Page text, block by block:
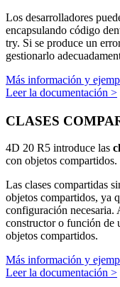
Los desarrolladores
encapsulando código
try. Si se produce un
gestionarlo
Más información y
Leer la documentación >
CLASES
4D 20 R5 introduce las
con objetos compartidos.
Las clases compartidas
objetos compartidos, ya
configuración necesaria.
constructor o función de
objetos compartidos.
Más información y
Leer la documentación >